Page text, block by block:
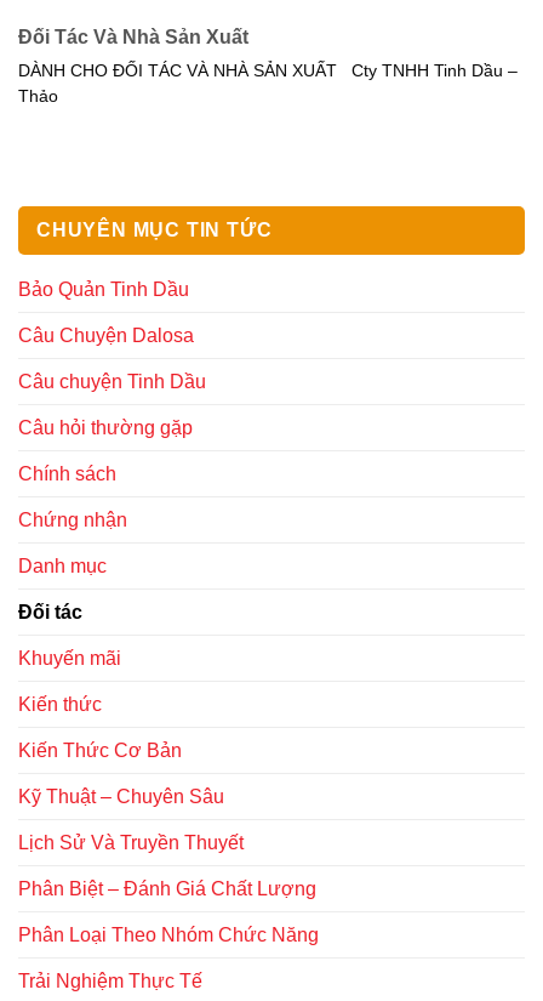
Đối Tác Và Nhà Sản Xuất
DÀNH CHO ĐỐI TÁC VÀ NHÀ SẢN XUẤT Cty TNHH Tinh Dầu –
Thảo
CHUYÊN MỤC TIN TỨC
Bảo Quản Tinh Dầu
Câu Chuyện Dalosa
Câu chuyện Tinh Dầu
Câu hỏi thường gặp
Chính sách
Chứng nhận
Danh mục
Đối tác
Khuyến mãi
Kiến thức
Kiến Thức Cơ Bản
Kỹ Thuật – Chuyên Sâu
Lịch Sử Và Truyền Thuyết
Phân Biệt – Đánh Giá Chất Lượng
Phân Loại Theo Nhóm Chức Năng
Trải Nghiệm Thực Tế